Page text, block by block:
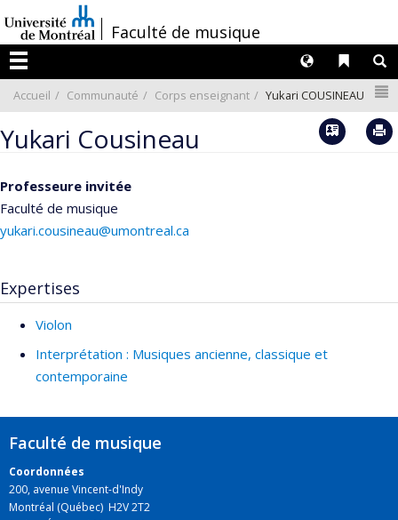
au
contenu
/Faculté de musique
Menu
Liens
Langues
Accueil Communauté Corps enseignant Yukari COUSINEAU
Yukari Cousineau Vcard
Professeure invitée
Faculté de musique
yukari.cousineau@umontreal.ca
Expertises
Violon
Interprétation : Musiques ancienne, classique et
contemporaine
Faculté de musique
Coordonnées
200, avenue Vincent-d'Indy
Montréal (Québec) H2V 2T2